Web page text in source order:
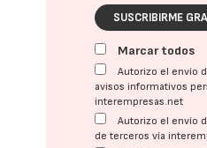
SUSCRIBIRME
Marcar todos
Autorizo el envío
avisos informativos
interempresas.net
Autorizo el envío
de terceros vía